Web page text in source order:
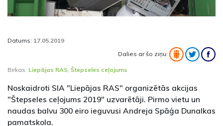
Datums: 17.05.2019
Dalies ar šo ziņu:
Birkas: Liepājas RAS, Štepseles ceļojums
Noskaidroti SIA "Liepājas RAS" organizētās akcijas
"Štepseles ceļojums 2019" uzvarētāji. Pirmo vietu un
naudas balvu 300 eiro ieguvusi Andreja Spāģa Dunalkas
pamatskola.